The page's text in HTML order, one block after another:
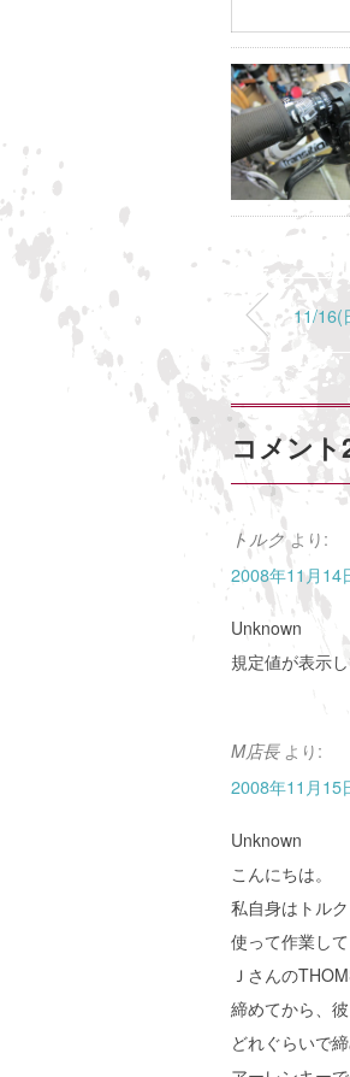
11/16(
コメント
トルク より:
2008年11月14
Unknown
規定値が表示
M店長 より:
2008年11月15
Unknown
こんにちは。
私自身はトル
使って作業して
Ｊさんの
締めてから、
どれぐらいで